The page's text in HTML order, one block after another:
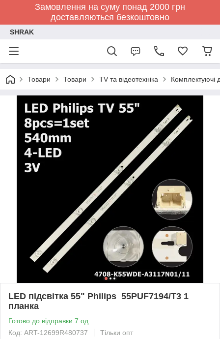
Замовлення на суму понад 2000 грн
доставляються безкоштовно
SHRAK
Товари Товари TV та відеотехніка Комплектуючі
LED підсвітка 55" Philips 55PUF7194/T3 1
планка
Готово до відправки 7 од.
Код: ART-12699R480737
Тільки опт